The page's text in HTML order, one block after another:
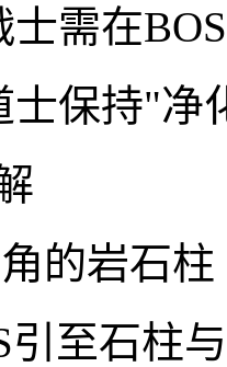
需在
士保持"净
的岩石
引至石柱